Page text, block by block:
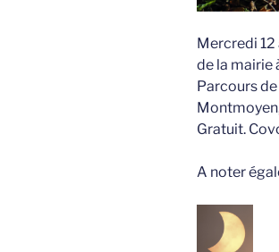
Mercredi
de la mairie
Parcours
Gratuit.
A noter